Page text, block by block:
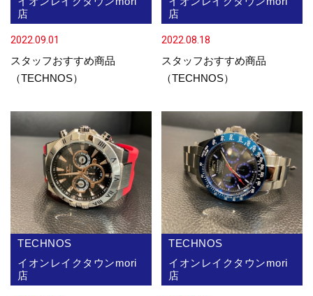
店
2022.09.01
スタッフおすすめ商品
（TECHNOS）
店
2022.08.18
スタッフおすすめ商品
（TECHNOS）
TECHNOS
イオンレイクタウンmori
店
TECHNOS
イオンレイクタウンmori
店